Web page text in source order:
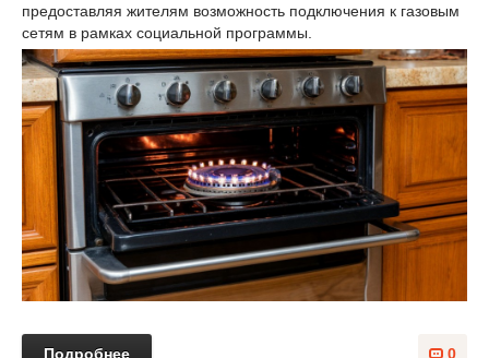
предоставляя жителям возможность подключения к газовым
сетям в рамках социальной программы.
0
Подробнее